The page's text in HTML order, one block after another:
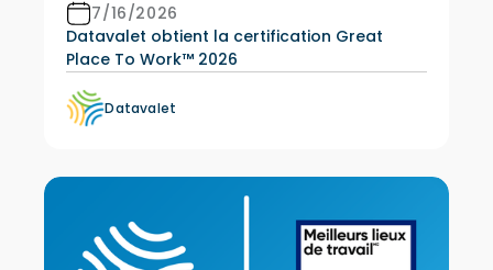
7/16/2026
Datavalet obtient la certification Great
Place To Work™ 2026
Datavalet